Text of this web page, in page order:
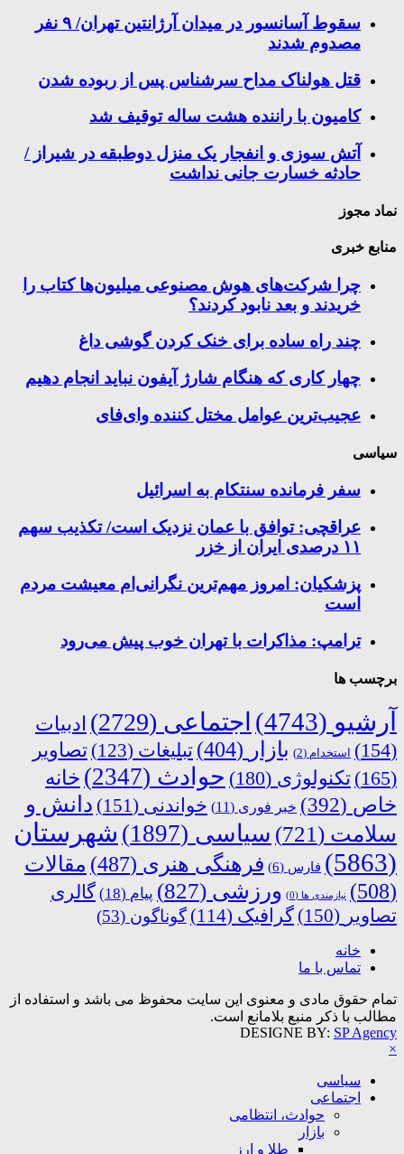
سقوط آسانسور در میدان آرژانتین تهران/ ۹ نفر
مصدوم شدند
قتل هولناک مداح سرشناس پس از ربوده شدن
کامیون با راننده هشت ساله توقیف شد
آتش سوزی و انفجار یک منزل دوطبقه در شیراز /
حادثه خسارت جانی نداشت
نماد مجوز
منابع خبری
چرا شرکت‌های هوش مصنوعی میلیون‌ها کتاب را
خریدند و بعد نابود کردند؟
چند راه‌ ساده برای خنک کردن گوشی داغ
چهار کاری که هنگام شارژ آیفون نباید انجام دهیم
عجیب‌ترین عوامل مختل کننده وای‌فای
سیاسی
سفر فرمانده سنتکام به اسرائیل
عراقچی: توافق با عمان نزدیک است/ تکذیب سهم
۱۱ درصدی ایران از خزر
پزشکیان: امروز مهم‌ترین نگرانی‌ام معیشت مردم
است
ترامپ: مذاکرات با تهران خوب پیش می‌رود
برچسب ها
آرشیو (4743) اجتماعی (2729)
ادبیات
(154)
استخدام (2) بازار (404) تبلیغات (123)
تصاویر
(165)
تکنولوژی (180) حوادث (2347)
خانه
خاص (392) خبر فوری (11) خواندنی (151)
دانش و
سلامت (721) سیاسی (1897)
شهرستان
(5863)
فارس (6) فرهنگی هنری (487)
مقالات
(508)
نیازمندی ها (0) ورزشی (827) پیام (18)
گالری
تصاویر (150) گرافیک (114) گوناگون (53)
خانه
تماس با ما
تمام حقوق مادی و معنوی این سایت محفوظ می باشد و استفاده از
مطالب با ذکر منبع بلامانع است.
DESIGNE BY: SP Agency
×
سیاسی
اجتماعی
حوادث، انتظامی
بازار
طلا و ارز